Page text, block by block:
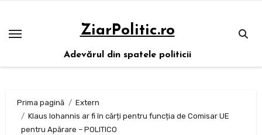
conținut
ZiarPolitic.ro
Adevărul din spatele politicii
Prima pagină
Extern
Klaus Iohannis ar fi în cărți pentru funcția de Comisar UE
pentru Apărare – POLITICO